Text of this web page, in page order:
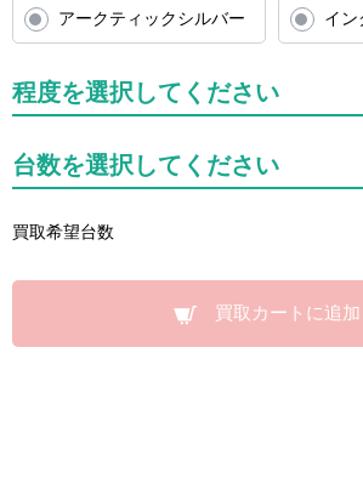
アークティックシルバー イン
程度を選択してください
台数を選択してください
買取希望台数
買取カートに追加